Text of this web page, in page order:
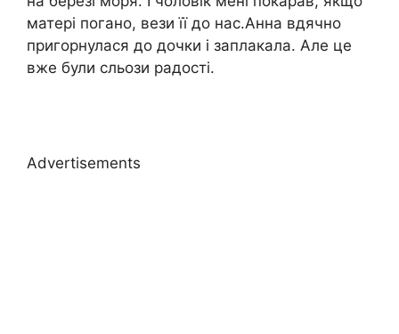
матері погано, вези її до нас.Анна вдячно
пригорнулася до дочки і заплакала. Але це
вже були сльози радості.
Advertisements